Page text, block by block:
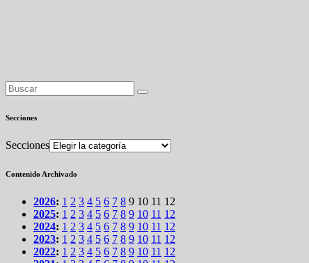
Secciones
Secciones
Contenido Archivado
2026: 1 2 3 4 5 6 7 8 9 10 11 12
2025: 1 2 3 4 5 6 7 8 9 10 11 12
2024: 1 2 3 4 5 6 7 8 9 10 11 12
2023: 1 2 3 4 5 6 7 8 9 10 11 12
2022: 1 2 3 4 5 6 7 8 9 10 11 12